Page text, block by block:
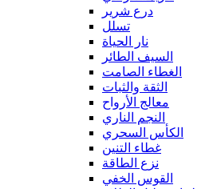
درع شرير
تسلل
نار الحياة
السيف الطائر
الغطاء الصامت
الثقة والثبات
معالج الأرواح
النجم الناري
الكأس السحري
غطاء التنين
نزع الطاقة
القوس الخفي